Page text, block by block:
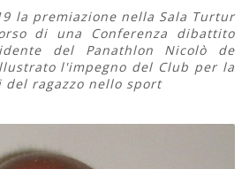
la premiazione nella Sala Turtur
di una Conferenza dibattito
del Panathlon Nicolò de
l'impegno del Club per la
ragazzo nello sport